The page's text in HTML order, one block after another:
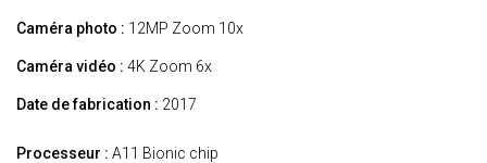
Caméra photo : 12MP Zoom 10x
Caméra vidéo : 4K Zoom 6x
Date de fabrication : 2017
Processeur : A11 Bionic chip